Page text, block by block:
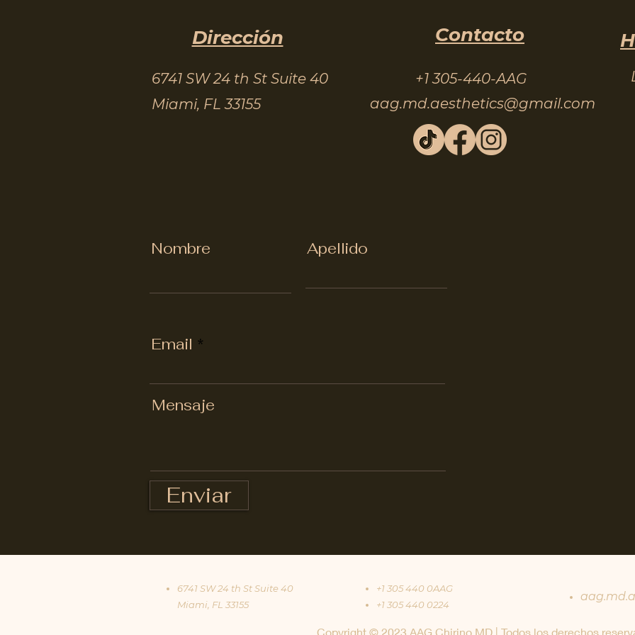
Dirección
6741 SW 24 th St Suite 40
Miami, FL 33155
Contacto
+1 305-440-AAG
aag.md.aesthetics@gmail.com
Nombre Apellido
Email
Mensaje
Enviar
6741 SW 24 th St Suite 40
Miami, FL 33155
+1 305 440 0AAG
+1 305 440 0224
Copyright © 2023 AAG Chirino MD | Todos los derechos